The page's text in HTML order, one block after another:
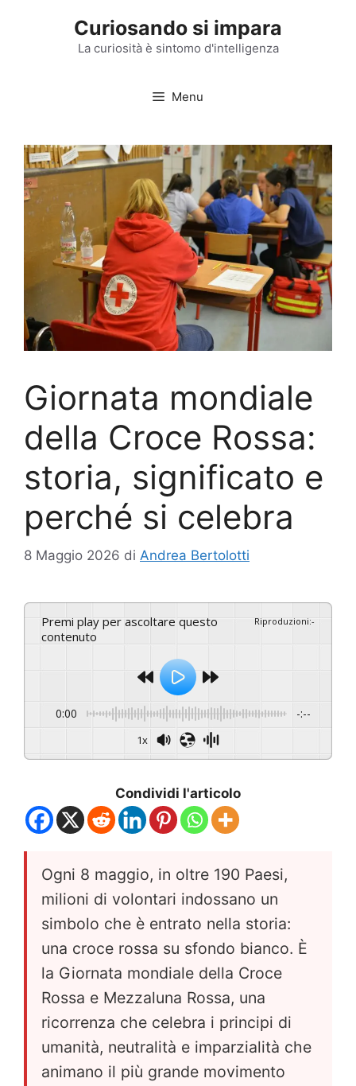
Curiosando si impara
La curiosità è sintomo d'intelligenza
Menu
Giornata mondiale
della Croce Rossa:
storia, significato e
perché si celebra
8 Maggio 2026 di Andrea Bertolotti
Premi play per ascoltare questo
contenuto
Riproduzioni:-
0:00 -:--
1x
Condividi l'articolo
Ogni 8 maggio, in oltre 190 Paesi,
milioni di volontari indossano un
simbolo che è entrato nella storia:
una croce rossa su sfondo bianco. È
la Giornata mondiale della Croce
Rossa e Mezzaluna Rossa, una
ricorrenza che celebra i principi di
umanità, neutralità e imparzialità che
animano il più grande movimento